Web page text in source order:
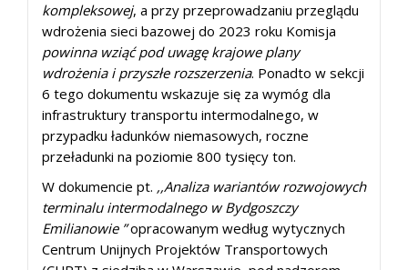
kompleksowej, a przy przeprowadzaniu przeglądu
wdrożenia sieci bazowej do 2023 roku Komisja
powinna wziąć pod uwagę krajowe plany
wdrożenia i przyszłe rozszerzenia. Ponadto w sekcji
6 tego dokumentu wskazuje się za wymóg dla
infrastruktury transportu intermodalnego, w
przypadku ładunków niemasowych, roczne
przeładunki na poziomie 800 tysięcy ton.
W dokumencie pt. ,,Analiza wariantów rozwojowych
terminalu intermodalnego w Bydgoszczy
Emilianowie ”opracowanym według wytycznych
Centrum Unijnych Projektów Transportowych